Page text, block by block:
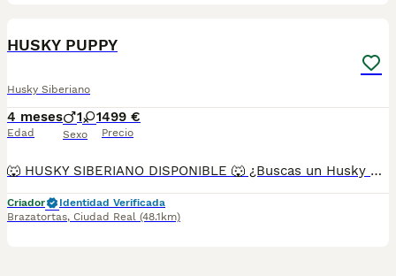
HUSKY PUPPY
Husky Siberiano
4 meses
Edad
1 1
Sexo
499 €
Precio
🐺 HUSKY SIBERIANO DISPONIBLE 🐺 ¿Buscas un Husky espectacular, equilibrado y criado con todas las garantías? Disponemos de preciosos cachorros Husky Siberiano criados en un entorno familiar, con máxima atención a su salud, socialización y bienestar. ✅ Entrega en toda España ✅ Pago contra reembolso ✅ Microchip implantado ✅ Cartilla sanitaria oficial ✅ Vacunaciones al día según edad ✅ Desparasitaciones internas y externas ✅ Cachorros completamente socializados ✅ Acostumbrados al contacto diario con personas ✅ Iniciados en hábitos de higiene ✅ Padres sanos, equilibrados y de excelente carácter Nuestros cachorros destacan por su belleza, carácter noble y excelente adaptación a la vida familiar. 📞 Información 622 680 372 Atención personalizada antes, durante y después de la entrega. ¡Consúltanos sin compromiso!
Criador
Identidad Verificada
Brazatortas, Ciudad Real (48.1km)